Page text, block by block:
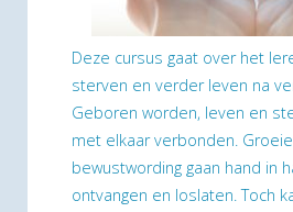
Deze cursus gaat over het
sterven en verder leven na
Geboren worden, leven en
met elkaar verbonden.
bewustwording gaan hand in
ontvangen en loslaten. Toch